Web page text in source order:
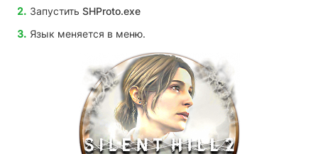
Запустить SHProto.exe
Язык меняется в меню.